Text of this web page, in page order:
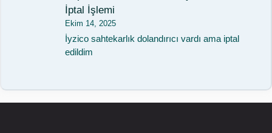
İptal İşlemi
Ekim 14, 2025
İyzico sahtekarlık dolandırıcı vardı ama iptal
edildim